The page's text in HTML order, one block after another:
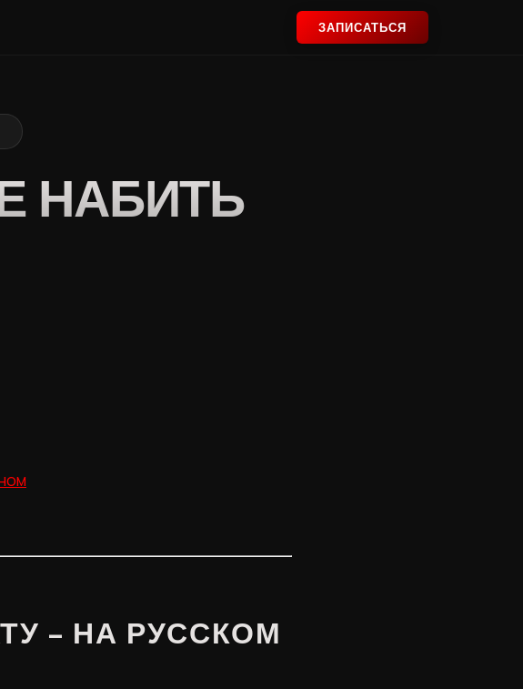
ЗАПИСАТЬСЯ
НАБИТЬ
– НА РУССКОМ